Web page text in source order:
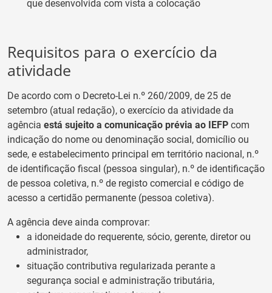
que desenvolvida com vista a colocação
Requisitos para o exercício da
atividade
De acordo com o Decreto-Lei n.º 260/2009, de 25 de
setembro (atual redação), o exercício da atividade da
agência está sujeito a comunicação prévia ao IEFP com
indicação do nome ou denominação social, domicílio ou
sede, e estabelecimento principal em território nacional, n.º
de identificação fiscal (pessoa singular), n.º de identificação
de pessoa coletiva, n.º de registo comercial e código de
acesso a certidão permanente (pessoa coletiva).
A agência deve ainda comprovar:
a idoneidade do requerente, sócio, gerente, diretor ou
administrador,
situação contributiva regularizada perante a
segurança social e administração tributária,